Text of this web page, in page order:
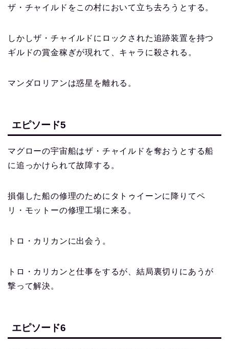
ザ・チャイルドをこの村において立ち去ろうとする。
しかしザ・チャイルドにロックされた追跡装置を持つ
ギルドの賞金稼ぎが現れて、キャラに殺される。
マンダロリアンは惑星を離れる。
エピソード5
マグローの宇宙船はザ・チャイルドを奪おうとする船
に追っかけられて故障する。
損傷した船の修理のためにタトゥイーンに降りてペ
リ・モットーの修理工場に来る。
トロ・カリカンに出会う。
トロ・カリカンと仕事をするが、結局裏切りにあうが
撃って解決。
エピソード6